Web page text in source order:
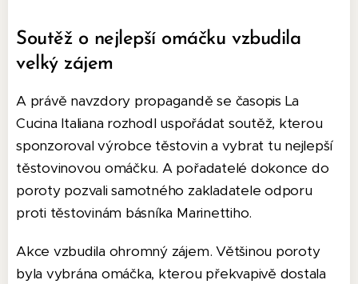
Soutěž o nejlepší omáčku vzbudila
velký zájem
A právě navzdory propagandě se časopis La
Cucina Italiana rozhodl uspořádat soutěž, kterou
sponzoroval výrobce těstovin a vybrat tu nejlepší
těstovinovou omáčku. A pořadatelé dokonce do
poroty pozvali samotného zakladatele odporu
proti těstovinám básníka Marinettiho.
Akce vzbudila ohromný zájem. Většinou poroty
byla vybrána omáčka, kterou překvapivě dostala